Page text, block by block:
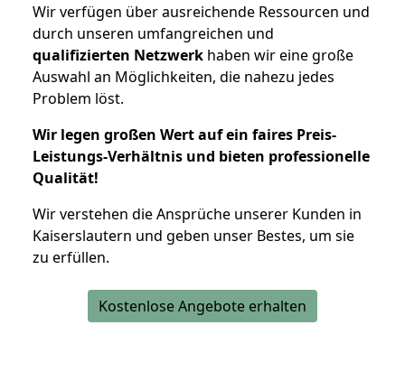
Wir verfügen über ausreichende Ressourcen und
durch unseren umfangreichen und
qualifizierten Netzwerk haben wir eine große
Auswahl an Möglichkeiten, die nahezu jedes
Problem löst.
Wir legen großen Wert auf ein faires Preis-
Leistungs-Verhältnis und bieten professionelle
Qualität!
Wir verstehen die Ansprüche unserer Kunden in
Kaiserslautern und geben unser Bestes, um sie
zu erfüllen.
Kostenlose Angebote erhalten